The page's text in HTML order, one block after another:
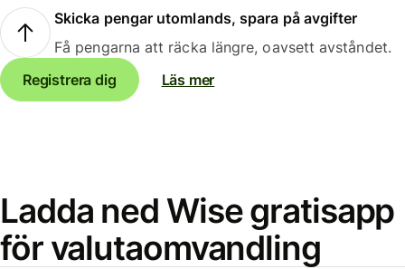
Skicka pengar utomlands, spara på avgifter
Få pengarna att räcka längre, oavsett avståndet.
Registrera dig
Läs mer
Ladda ned Wise gratisapp
för valutaomvandling